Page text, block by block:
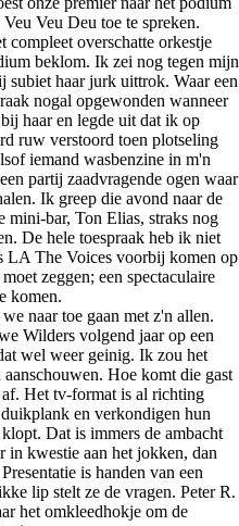
Veu Deu toe te spreken.
compleet overschatte orkestje
beklom. Ik zei nog tegen mijn
haar jurk uittrok. Waar een
nogal opgewonden wanneer
haar en legde uit dat ik op
ruw verstoord toen plotseling
iemand wasbenzine in m'n
partij zaadvragende ogen waar
Ik greep die avond naar de
mini-bar, Ton Elias, straks nog
De hele toespraak heb ik niet
LA The Voices voorbij komen op
zeggen; een spectaculaire
komen.
naar toe gaan met z'n allen.
Wilders volgend jaar op een
wel weer geinig. Ik zou het
Hoe komt die gast
Het tv-format is al richting
en verkondigen hun
Dat is immers de ambacht
in kwestie aan het jokken, dan
is handen van een
lip stelt ze de vragen. Peter R.
het omkleedhokje om de